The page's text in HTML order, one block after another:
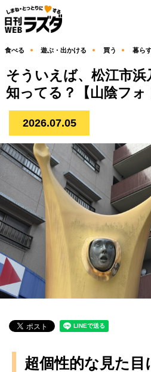
食べる 遊ぶ・出かける 買う 暮ら
そういえば、松江市
知ってる？【山陰フォ
2026.07.05
超個性的な見た目